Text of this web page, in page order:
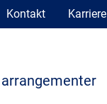
Kontakt Karriere